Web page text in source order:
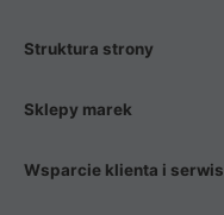
Struktura strony
Sklepy marek
Wsparcie klienta i serwis